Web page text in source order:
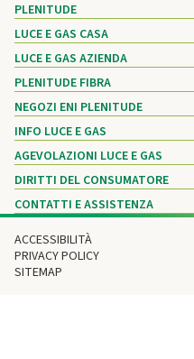
PLENITUDE
LUCE E GAS CASA
LUCE E GAS AZIENDA
PLENITUDE FIBRA
NEGOZI ENI PLENITUDE
INFO LUCE E GAS
AGEVOLAZIONI LUCE E GAS
DIRITTI DEL CONSUMATORE
CONTATTI E ASSISTENZA
ACCESSIBILITÀ
PRIVACY POLICY
SITEMAP